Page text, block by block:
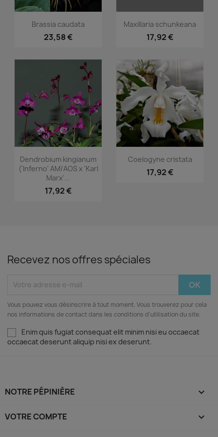
Aperçu rapide
Brassia caudata
23,58 €
Aperçu rapide
Maxillaria schunkeana
17,92 €
Aperçu rapide
Dendrobium kingianum
('Inferno' AM/AOS x 'Karl
Marx'...
17,92 €
Aperçu rapide
Coelogyne cristata
17,92 €
Recevez nos offres spéciales
Vous pouvez vous désinscrire à tout moment. Vous trouverez pour cela
nos informations de contact dans les conditions d'utilisation du site.
Enim quis fugiat consequat elit minim nisi eu occaecat
occaecat deserunt aliquip nisi ex deserunt.
NOTRE PÉPINIÈRE 
VOTRE COMPTE 